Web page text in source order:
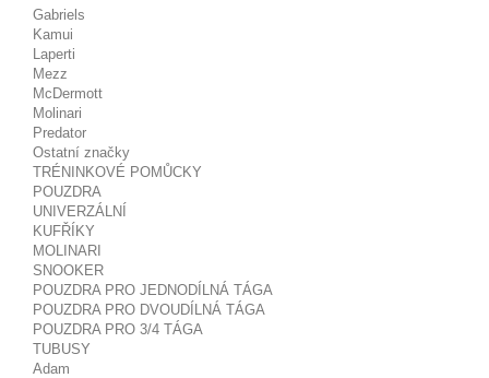
Gabriels
Kamui
Laperti
Mezz
McDermott
Molinari
Predator
Ostatní značky
TRÉNINKOVÉ POMŮCKY
POUZDRA
UNIVERZÁLNÍ
KUFŘÍKY
MOLINARI
SNOOKER
POUZDRA PRO JEDNODÍLNÁ TÁGA
POUZDRA PRO DVOUDÍLNÁ TÁGA
POUZDRA PRO 3/4 TÁGA
TUBUSY
Adam